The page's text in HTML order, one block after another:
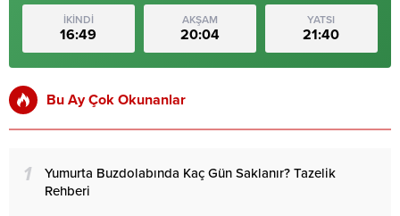
İKİNDİ
16:49
AKŞAM
20:04
YATSI
21:40
Bu Ay Çok Okunanlar
1
Yumurta Buzdolabında Kaç Gün Saklanır? Tazelik
Rehberi